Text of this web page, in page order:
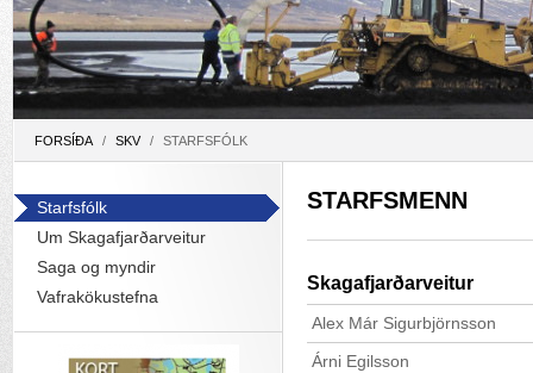
FORSÍÐA / SKV / STARFSFÓLK
STARFSMENN
Skagafjarðarveitur
Alex Már Sigurbjörnsson
Árni Egilsson
Starfsfólk
Um Skagafjarðarveitur
Saga og myndir
Vafrakökustefna